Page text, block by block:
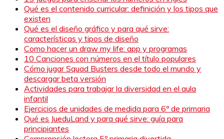
Qué es el contenido curricular: definición y los tipos que
existen
Qué es el diseño gráfico y para qué sirve:
características y tipos de diseño
Como hacer un draw my life: app y programas
10 Canciones con números en el título populares
Cómo jugar Squad Busters desde todo el mundo y
descargar beta versión
Actividades para trabajar la diversidad en el aula
infantil
Ejercicios de unidades de medida para 6º de primaria
Qué es JueduLand y para qué sirve: guía para
principiantes